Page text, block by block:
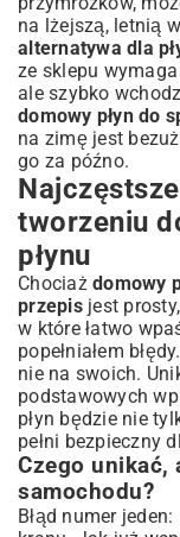
na lżejszą, letnią
alternatywa dla
ze sklepu
ale szybko
domowy płyn do
na zimę jest
go za późno.
tworzeniu
płynu
Chociaż domowy
przepisjest
w które łatwo
popełniałem
nie na swoich.
podstawowych
płyn będzie nie
pełni bezpieczny
Czego unikać,
samochodu?
Błąd numer